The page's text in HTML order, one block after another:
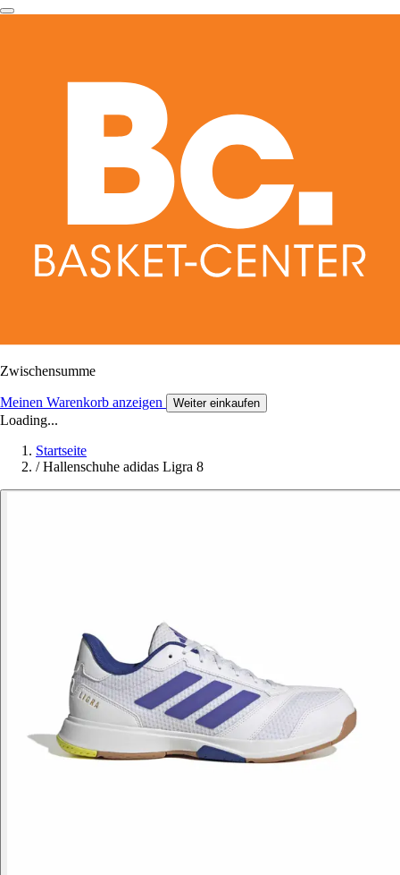
Zwischensumme
Meinen Warenkorb anzeigen Weiter einkaufen
Loading...
Startseite
/ Hallenschuhe adidas Ligra 8